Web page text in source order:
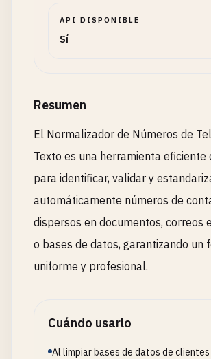
API DISPONIBLE
Sí
Resumen
El Normalizador de Números de
Texto es una herramienta eficiente
para identificar, validar y
automáticamente números de
dispersos en documentos, correos
o bases de datos, garantizando un
uniforme y profesional.
Cuándo usarlo
Al limpiar bases de datos de clientes